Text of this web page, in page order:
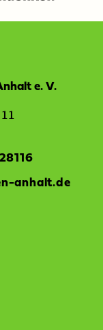
e. V.
anhalt.de